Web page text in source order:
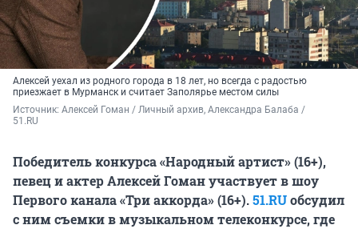
Алексей уехал из родного города в 18 лет, но всегда с радостью
приезжает в Мурманск и считает Заполярье местом силы
Источник: Алексей Гоман / Личный архив, Александра Балаба /
51.RU
Победитель конкурса «Народный артист» (16+),
певец и актер Алексей Гоман участвует в шоу
Первого канала «Три аккорда» (16+).51.RUобсудил
с ним съемки в музыкальном телеконкурсе, где